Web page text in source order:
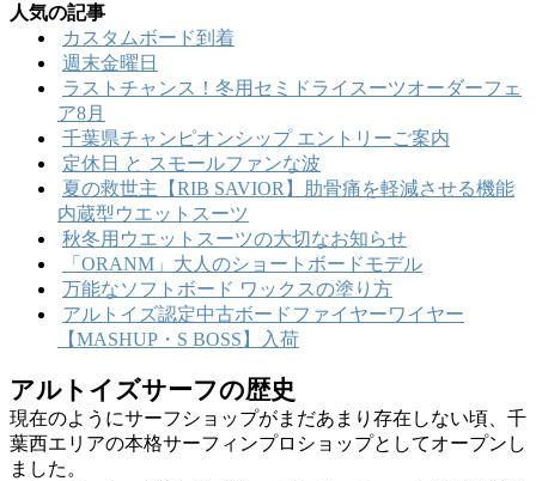
人気の記事
カスタムボード到着
週末金曜日
ラストチャンス！冬用セミドライスーツオーダーフェ
ア8月
千葉県チャンピオンシップ エントリーご案内
定休日 と スモールファンな波
夏の救世主【RIB SAVIOR】肋骨痛を軽減させる機能
内蔵型ウエットスーツ
秋冬用ウエットスーツの大切なお知らせ
「ORANM」大人のショートボードモデル
万能なソフトボード ワックスの塗り方
アルトイズ認定中古ボードファイヤーワイヤー
【MASHUP・S BOSS】入荷
アルトイズサーフの歴史
現在のようにサーフショップがまだあまり存在しない頃、千
葉西エリアの本格サーフィンプロショップとしてオープンし
ました。